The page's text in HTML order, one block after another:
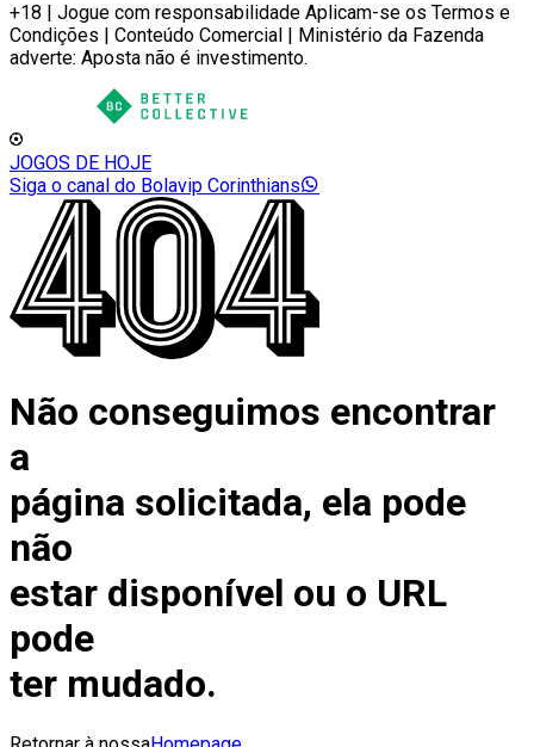
+18 | Jogue com responsabilidade Aplicam-se os Termos e
Condições | Conteúdo Comercial | Ministério da Fazenda
adverte: Aposta não é investimento.
JOGOS DE HOJE
Siga o canal do Bolavip Corinthians
Não conseguimos encontrar
a
página solicitada, ela pode
não
estar disponível ou o URL
pode
ter mudado.